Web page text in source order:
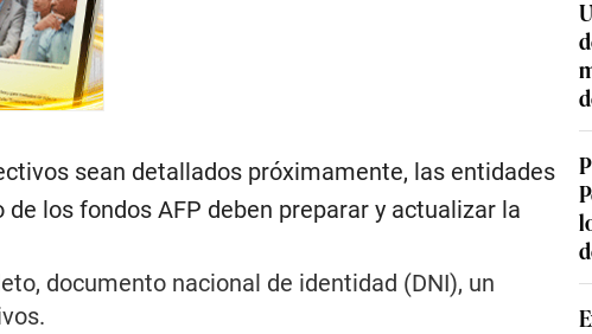
sean detallados próximamente, las entidades
los fondos AFP deben preparar y actualizar la
documento nacional de identidad (DNI), un